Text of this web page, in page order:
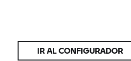
IR AL CONFIGURADOR